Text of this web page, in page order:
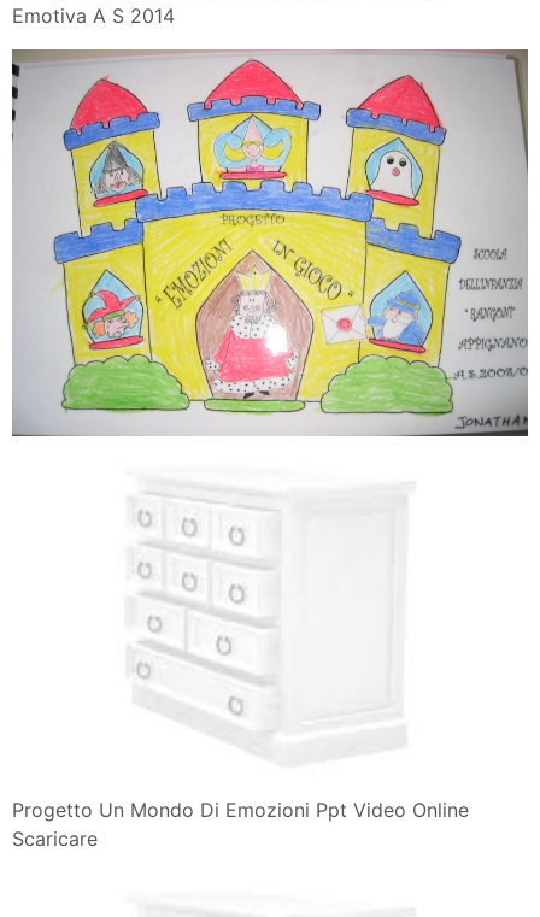
Emotiva A S 2014
Progetto Un Mondo Di Emozioni Ppt Video Online
Scaricare